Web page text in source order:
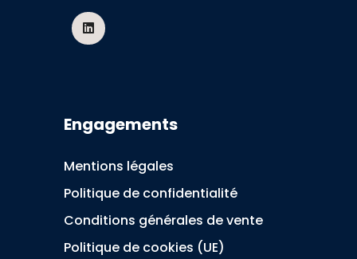
Engagements
Mentions légales
Politique de confidentialité
Conditions générales de vente
Politique de cookies (UE)